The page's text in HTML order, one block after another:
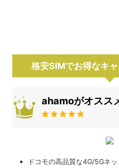
格安SIMでお得なキ
ahamoがオスス
ドコモの高品質な4G/5Gネ